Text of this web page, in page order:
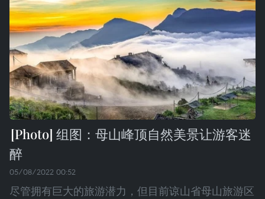
组图：母山峰顶自然美景让游客迷
醉
05/08/2022 00:52
尽管拥有巨大的旅游潜力，但目前谅山省母山旅游区